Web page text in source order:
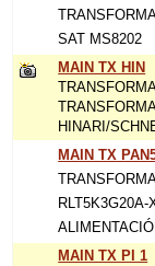
SAT MS8202
MAIN TX HIN
HINARI/
MAIN TX
MAIN TX PI 1